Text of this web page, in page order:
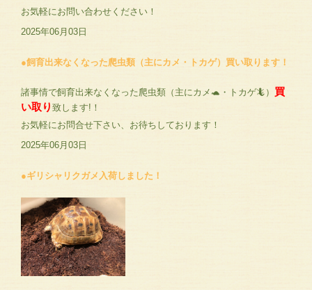
お気軽にお問い合わせください！
2025年06月03日
●飼育出来なくなった爬虫類（主にカメ・トカゲ）買い取ります！
諸事情で飼育出来なくなった爬虫類（主にカメ🐢・トカゲ🦎） 買
い取り 致します!！
お気軽にお問合せ下さい、お待ちしております！
2025年06月03日
●ギリシャリクガメ入荷しました！